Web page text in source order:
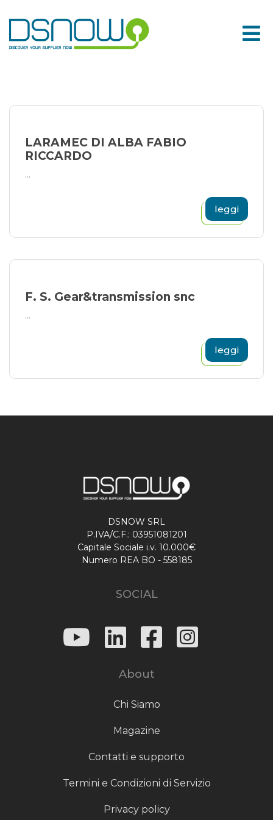
to
content
LARAMEC DI ALBA FABIO
RICCARDO
...
leggi
F. S. Gear&transmission snc
...
leggi
DSNOW SRL
P.IVA/C.F.: 03951081201
Capitale Sociale i.v. 10.000€
Numero REA BO - 558185
SOCIAL
About
Chi Siamo
Magazine
Contatti e supporto
Termini e Condizioni di Servizio
Privacy policy